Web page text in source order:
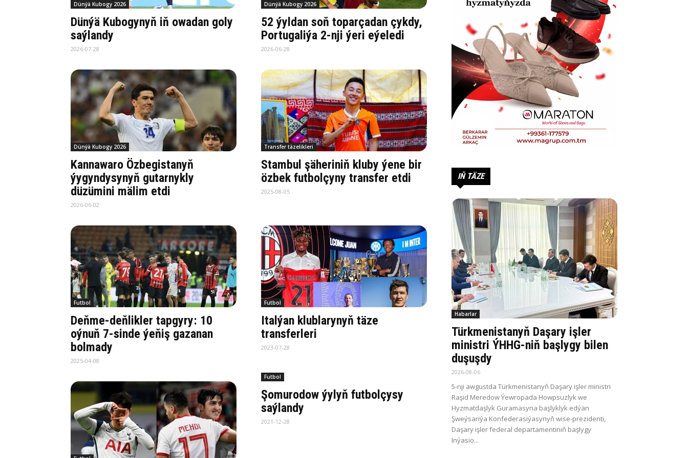
Dünýä Kubogy 2026
Dünýä Kubogynyň iň owadan goly
saýlandy
2026-07-28
Dünýä Kubogy 2026
52 ýyldan soň toparçadan çykdy,
Portugaliýa 2-nji ýeri eýeledi
2026-06-28
Dünýä Kubogy 2026
Kannawaro Özbegistanyň
ýygyndysynyň gutarnykly
düzümini mälim etdi
2026-06-02
Transfer täzelikleri
Stambul şäheriniň kluby ýene bir
özbek futbolçyny transfer etdi
2025-08-05
Futbol
Deňme-deňlikler tapgyry: 10
oýnuň 7-sinde ýeňiş gazanan
bolmady
2025-04-08
Futbol
Italýan klublarynyň täze
transferleri
2023-07-28
Futbol
Şomurodow ýylyň futbolçysy
saýlandy
2021-12-28
IŇ TÄZE
Habarlar
Türkmenistanyň Daşary işler
ministri ÝHHG-niň başlygy bilen
duşuşdy
2026-08-06
5-nji awgustda Türkmenistanyň Daşary işler ministri
Raşid Meredow Ýewropada Howpsuzlyk we
Hyzmatdaşlyk Guramasyna başlyklyk edýän
Şweýsariýa Konfederasiýasynyň wise-prezidenti,
Daşary işler federal departamentiniň başlygy
Inýasio...